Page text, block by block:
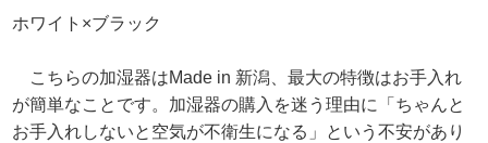
ホワイト×ブラック
こちらの加湿器はMade in 新潟、最大の特徴はお手入れ
が簡単なことです。加湿器の購入を迷う理由に「ちゃんと
お手入れしないと空気が不衛生になる」という不安があり